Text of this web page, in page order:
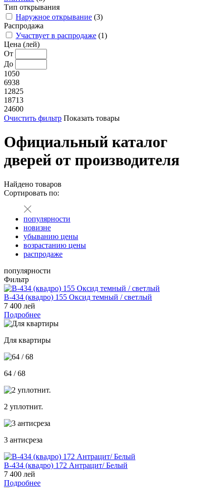
Тип открывания
Наружное открывание (3)
Распродажа
Участвует в распродаже (1)
Цена (лей)
От
До
1050
6938
12825
18713
24600
Очистить фильтр Показать товары
Официальный каталог
дверей от производителя
Найдено товаров
Сортировать по:
популярности
новизне
убыванию цены
возрастанию цены
распродаже
популярности
Фильтр
В-434 (квадро) 155 Оксид темный / светлый
7 400 лей
Подробнее
Для квартиры
64 / 68
2 уплотнит.
3 антисреза
В-434 (квадро) 172 Антрацит/ Белый
7 400 лей
Подробнее